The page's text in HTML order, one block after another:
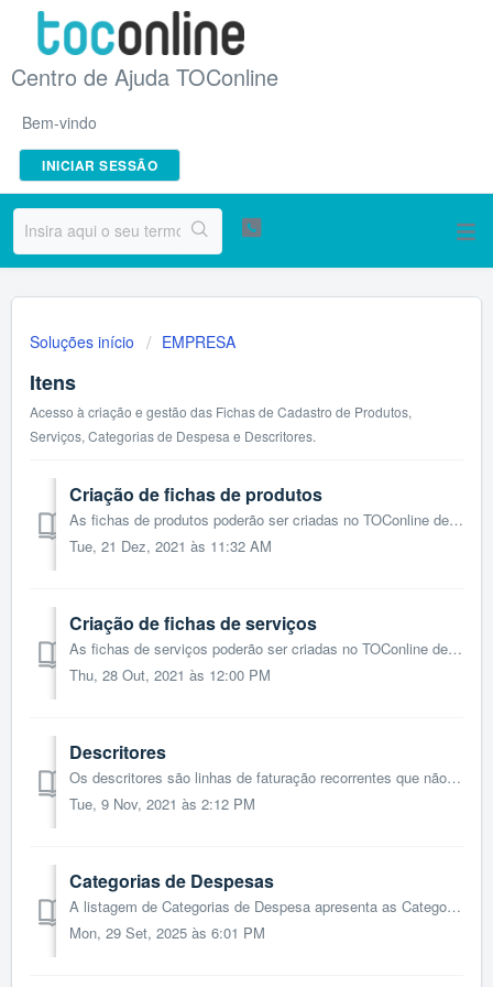
Centro de Ajuda TOConline
Bem-vindo
INICIAR SESSÃO
Soluções início EMPRESA
Itens
Acesso à criação e gestão das Fichas de Cadastro de Produtos,
Serviços, Categorias de Despesa e Descritores.
Criação de fichas de produtos
As fichas de produtos poderão ser criadas no TOConline de três formas: Registo da ficha de produto, no menu de Produtos; Importação em lote de produtos a...
Tue, 21 Dez, 2021 às 11:32 AM
Criação de fichas de serviços
As fichas de serviços poderão ser criadas no TOConline de três formas: Registo da ficha de serviço, no menu de Serviços; Importação em lote de serviços a...
Thu, 28 Out, 2021 às 12:00 PM
Descritores
Os descritores são linhas de faturação recorrentes que não se classificam como produtos ou serviços. Ou seja, os descritores permite a introdução de valores...
Tue, 9 Nov, 2021 às 2:12 PM
Categorias de Despesas
A listagem de Categorias de Despesa apresenta as Categorias e as Subcategorias de Despesa apresentadas por omissão no programa. Estas podem ser editadas ...
Mon, 29 Set, 2025 às 6:01 PM